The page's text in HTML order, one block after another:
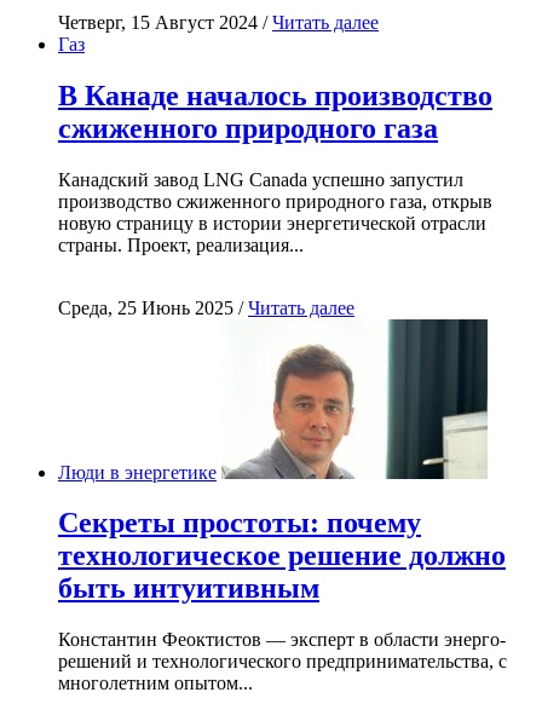
Четверг, 15 Август 2024 /Читать далее
Газ
В Канаде началось производство
сжиженного природного газа
Канадский завод LNG Canada успешно запустил
производство сжиженного природного газа, открыв
новую страницу в истории энергетической отрасли
страны. Проект, реализация...
Среда, 25 Июнь 2025 /Читать далее
Люди в энергетике
Секреты простоты: почему
технологическое решение должно
быть интуитивным
Константин Феоктистов — эксперт в области энерго-
решений и технологического предпринимательства, с
многолетним опытом...